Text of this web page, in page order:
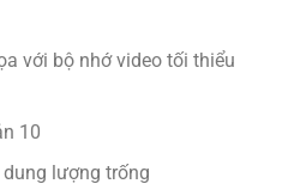
với bộ nhớ video tối thiểu
10
lượng trống